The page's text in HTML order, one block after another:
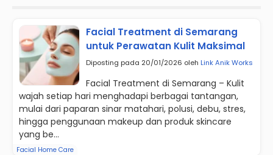
Facial Treatment di Semarang
untuk Perawatan Kulit Maksimal
Diposting pada 20/01/2026 oleh Link Anik Works
Facial Treatment di Semarang – Kulit
wajah setiap hari menghadapi berbagai tantangan,
mulai dari paparan sinar matahari, polusi, debu, stres,
hingga penggunaan makeup dan produk skincare
yang be...
Facial Home Care